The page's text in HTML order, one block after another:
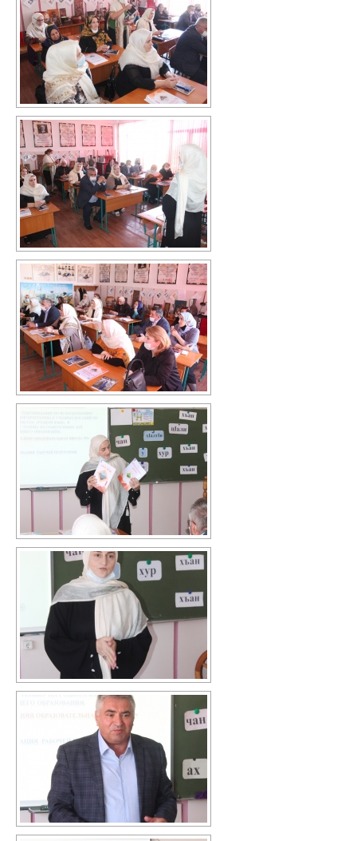
Противодействие коррупции
Повышение качества образования
I. Результаты обучения школьников
II. Практико-ориентированность
школьного образования
III. Управление системой общего
образования
IV. Развитие функциональной
грамотности
V. Ориентация воспитательной работы
ПМПК
Независимая оценка качества
Механизмы управления качеством
образования
2020/2021 учебный год
2021/2022 учебный год
Аналитическая справка
Летний лагерь
Снижение документационной нагрузки
Управление и надзор в сфере
образования
Библиотека
Каталог художественной литературы
В помощь библиотекарю
Справки по проверкам